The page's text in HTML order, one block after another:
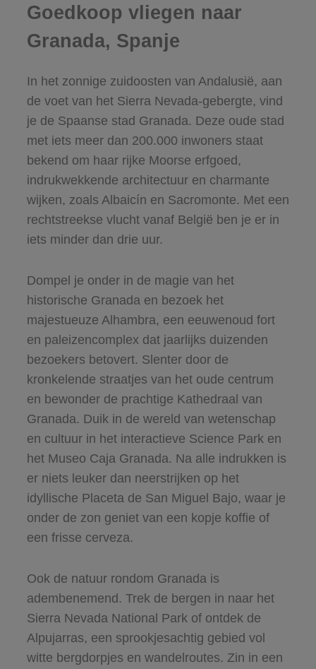
Goedkoop vliegen naar
Granada, Spanje
In het zonnige zuidoosten van Andalusië, aan
de voet van het Sierra Nevada-gebergte, vind
je de Spaanse stad Granada. Deze oude stad
met iets meer dan 200.000 inwoners staat
bekend om haar rijke Moorse erfgoed,
indrukwekkende architectuur en charmante
wijken, zoals Albaicín en Sacromonte. Met een
rechtstreekse vlucht vanaf België ben je er in
iets minder dan drie uur.
Dompel je onder in de magie van het
historische Granada en bezoek het
majestueuze Alhambra, een eeuwenoud fort
en paleizencomplex dat jaarlijks duizenden
bezoekers betovert. Slenter door de
kronkelende straatjes van het oude centrum
en bewonder de prachtige Kathedraal van
Granada. Duik in de wereld van wetenschap
en cultuur in het interactieve Science Park en
het Museo Caja Granada. Na alle indrukken is
er niets leuker dan neerstrijken op het
idyllische Placeta de San Miguel Bajo, waar je
onder de zon geniet van een kopje koffie of
een frisse cerveza.
Ook de natuur rondom Granada is
adembenemend. Trek de bergen in naar het
Sierra Nevada National Park of ontdek de
Alpujarras, een sprookjesachtig gebied vol
witte bergdorpjes en wandelroutes. Zin in een